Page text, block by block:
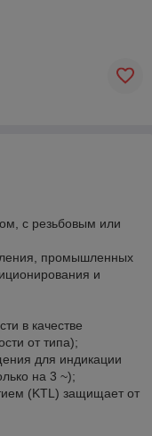
с резьбовым или
промышленных
и
в качестве
от типа);
для индикации
на 3 ~);
(KTL) защищает от